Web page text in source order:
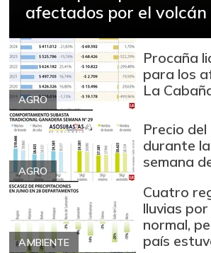
afectados por el volcán
AGRO
Procaña
para los
La
AGRO
Precio
durante
semana
AMBIENTE
Cuatro
lluvias
normal,
país